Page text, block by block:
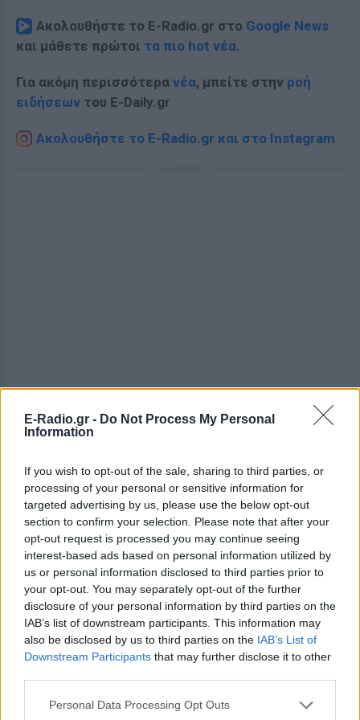
E-Radio.gr - Do Not Process My Personal
Information
If you wish to opt-out of the sale, sharing to third parties, or
processing of your personal or sensitive information for
targeted advertising by us, please use the below opt-out
section to confirm your selection. Please note that after your
opt-out request is processed you may continue seeing
interest-based ads based on personal information utilized by
us or personal information disclosed to third parties prior to
your opt-out. You may separately opt-out of the further
disclosure of your personal information by third parties on the
IAB’s list of downstream participants. This information may
also be disclosed by us to third parties on the IAB’s List of
Downstream Participants that may further disclose it to other
Personal Data Processing Opt Outs
Ακολουθήστε το E-Radio.gr στο Google News
και μάθετε πρώτοι τα πιο hot νέα.
Για ακόμη περισσότερα νέα, μπείτε στην ροή
ειδήσεων του E-Daily.gr
Ακολουθήστε το E-Radio.gr και στο Instagram
ΔΕΙΤΕ ΕΠΙΣΗΣ
ΣΤΗΝ ΙΔΙΑ ΚΑΤΗΓΟΡΙΑ
Εντοπίστηκε σήραγγα 40
μέτρων στη Λιθουανία για τη
διέλευση παράνομων
μεταναστών από τη
Λευκορωσία